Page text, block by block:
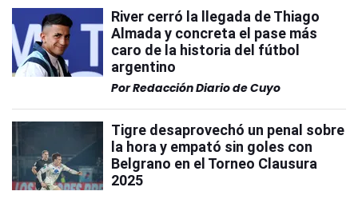
River cerró la llegada de Thiago
Almada y concreta el pase más
caro de la historia del fútbol
argentino
PorRedacción Diario de Cuyo
Tigre desaprovechó un penal sobre
la hora y empató sin goles con
Belgrano en el Torneo Clausura
2025